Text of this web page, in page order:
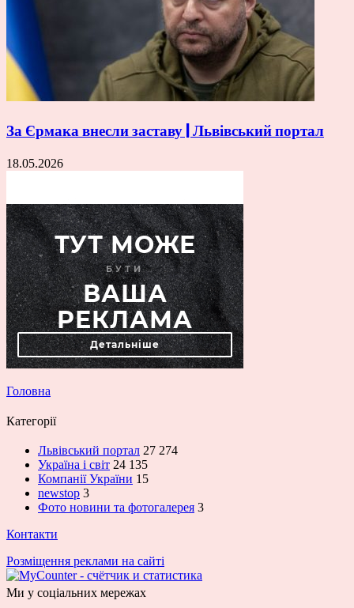
За Єрмака внесли заставу | Львівський портал
18.05.2026
Головна
Категорії
Львівський портал 27 274
Україна і світ 24 135
Компанії України 15
newstop 3
Фото новини та фотогалерея 3
Контакти
Розміщення реклами на сайті
Ми у соціальних мережах